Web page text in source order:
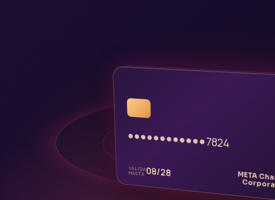
●●●●●●●●●●●●7824
VÁLIDA
HASTA 08/28 META
META Channel Corporation